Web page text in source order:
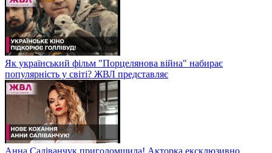
Як український фільм "Порцелянова війна" набирає
популярність у світі? ЖВЛ представляє
Анна Саліванчук приголомшила! Акторка ексклюзивно